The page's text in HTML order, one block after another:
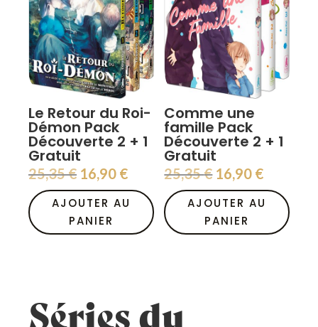
Le Retour du Roi-
Démon Pack
Découverte 2 + 1
Gratuit
25,35€ Le
prix
initial
était :
25,35 €.
16,90 €Le
prix
actuel
est :
16,90 €.
AJOUTER AU
PANIER
Comme une
famille Pack
Découverte 2 + 1
Gratuit
25,35€ Le
prix
initial
était :
25,35 €.
16,90 €Le
prix
actuel
est :
16,90 €.
AJOUTER AU
PANIER
Séries du